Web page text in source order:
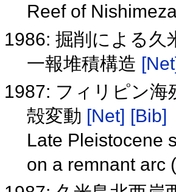
Reef of
1986: 掘削による久
一報堆積構造
1987: フィリピン海
殻変動 [Net] [Bib]
Late Pleistocene
on a remnant arc